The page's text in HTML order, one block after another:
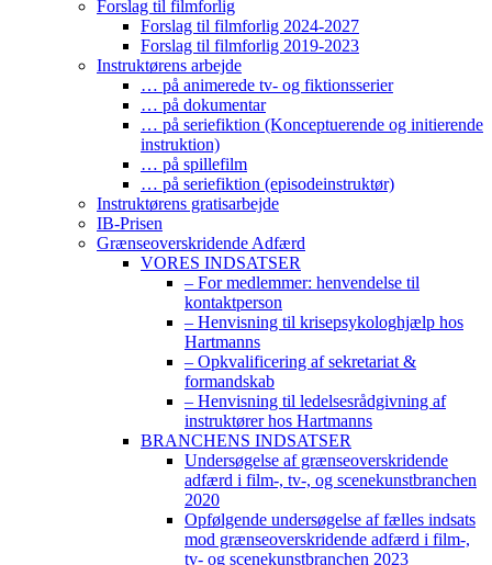
Forslag til filmforlig
Forslag til filmforlig 2024-2027
Forslag til filmforlig 2019-2023
Instruktørens arbejde
… på animerede tv- og fiktionsserier
… på dokumentar
… på seriefiktion (Konceptuerende og initierende
instruktion)
… på spillefilm
… på seriefiktion (episodeinstruktør)
Instruktørens gratisarbejde
IB-Prisen
Grænseoverskridende Adfærd
VORES INDSATSER
– For medlemmer: henvendelse til
kontaktperson
– Henvisning til krisepsykologhjælp hos
Hartmanns
– Opkvalificering af sekretariat &
formandskab
– Henvisning til ledelsesrådgivning af
instruktører hos Hartmanns
BRANCHENS INDSATSER
Undersøgelse af grænseoverskridende
adfærd i film-, tv-, og scenekunstbranchen
2020
Opfølgende undersøgelse af fælles indsats
mod grænseoverskridende adfærd i film-,
tv- og scenekunstbranchen 2023